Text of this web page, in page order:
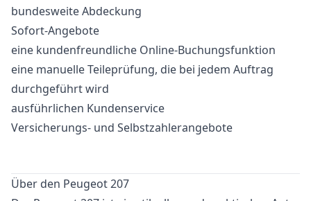
bundesweite Abdeckung
Sofort-Angebote
eine kundenfreundliche Online-Buchungsfunktion
eine manuelle Teileprüfung, die bei jedem Auftrag
durchgeführt wird
ausführlichen Kundenservice
Versicherungs- und Selbstzahlerangebote
Über den Peugeot 207